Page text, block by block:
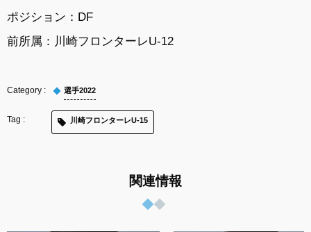
ポジション：DF
前所属：川崎フロンターレU-12
選手2022
川崎フロンターレU-15
関連情報